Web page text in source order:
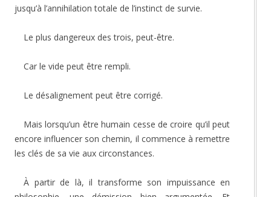
jusqu’à l’annihilation totale de l’instinct de survie.
Le plus dangereux des trois, peut-être.
Car le vide peut être rempli.
Le désalignement peut être corrigé.
Mais lorsqu’un être humain cesse de croire qu’il peut
encore influencer son chemin, il commence à remettre
les clés de sa vie aux circonstances.
À partir de là, il transforme son impuissance en